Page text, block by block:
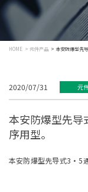
HOME 元件产品 本安防爆型先
2020/07/31 元
本安防爆型先导
序用型。
本安防爆型先导式3・5